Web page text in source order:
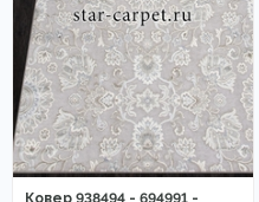
Ковер 938494 - 694991 -